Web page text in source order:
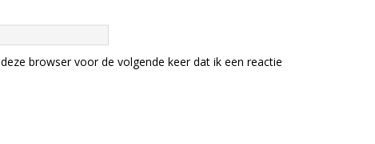
browser voor de volgende keer dat ik een reactie